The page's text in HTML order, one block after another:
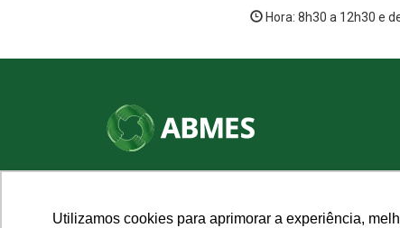
Utilizamos cookies para aprimorar a experiência,
Hora: 8h30 a 12h30 e
CEP: 70.701-060 - Asa Norte, Brasília/DF